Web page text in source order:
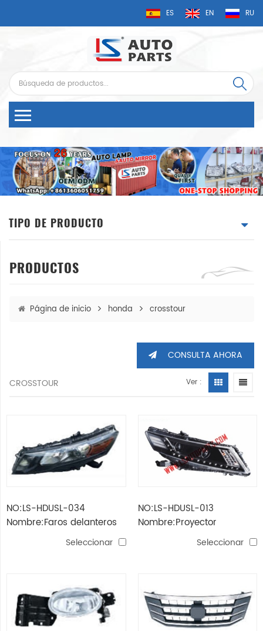
ES EN RU
TIPO DE PRODUCTO
PRODUCTOS
Página de inicio honda crosstour
CONSULTA AHORA
CROSSTOUR Ver :
NO:LS-HDUSL-034
Nombre:Faros delanteros
crosstour'10 usaSeleccionar
NO:LS-HDUSL-013
Nombre:Proyector
crosstour'11- usa lámpara
led (h1 / h1 / wy21w / led)
Seleccionar